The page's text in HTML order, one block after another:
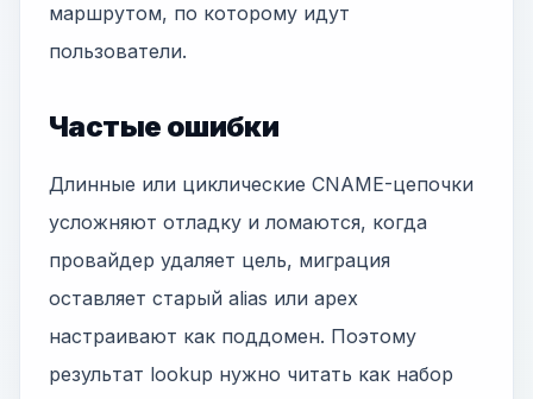
маршрутом, по которому идут
пользователи.
Частые ошибки
Длинные или циклические CNAME-цепочки
усложняют отладку и ломаются, когда
провайдер удаляет цель, миграция
оставляет старый alias или apex
настраивают как поддомен. Поэтому
результат lookup нужно читать как набор